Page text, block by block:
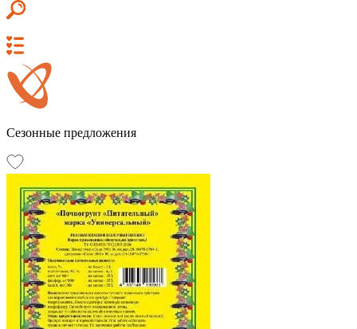
Сезонные предложения